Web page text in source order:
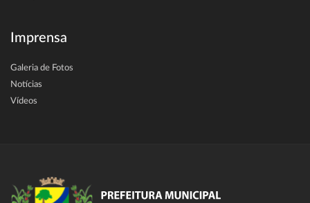
Imprensa
Galeria de Fotos
Notícias
Vídeos